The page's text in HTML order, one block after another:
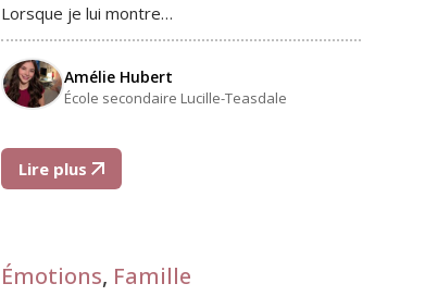
Lorsque je lui montre…
Amélie Hubert
École secondaire Lucille-Teasdale
Lire plus
Émotions, Famille